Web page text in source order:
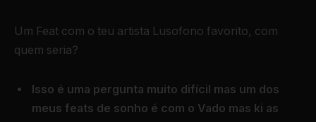
Um Feat com o teu artista Lusofono favorito, com
quem seria?
Isso é uma pergunta muito difícil mas um dos
meus feats de sonho é com o Vado mas ki as